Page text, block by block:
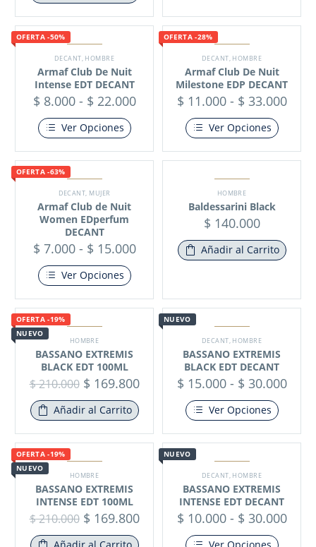
OFERTA -50%
DECANT, HOMBRE
Armaf Club De Nuit
Intense EDT DECANT
$ 8.000 - $ 22.000
Ver Opciones
OFERTA -28%
DECANT, HOMBRE
Armaf Club De Nuit
Milestone EDP DECANT
$ 11.000 - $ 33.000
Ver Opciones
OFERTA -63%
DECANT, MUJER
Armaf Club de Nuit
Women EDperfum
DECANT
$ 7.000 - $ 15.000
Ver Opciones
HOMBRE
Baldessarini Black
$ 140.000
Añadir al Carrito
OFERTA -19%
NUEVO
HOMBRE
BASSANO EXTREMIS
BLACK EDT 100ML
$210.000 $ 169.800
Añadir al Carrito
NUEVO
DECANT, HOMBRE
BASSANO EXTREMIS
BLACK EDT DECANT
$ 15.000 - $ 30.000
Ver Opciones
OFERTA -19%
NUEVO
HOMBRE
BASSANO EXTREMIS
INTENSE EDT 100ML
$210.000 $ 169.800
NUEVO
DECANT, HOMBRE
BASSANO EXTREMIS
INTENSE EDT DECANT
$ 10.000 - $ 30.000